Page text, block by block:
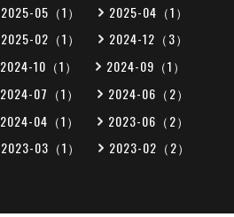
2025-05（1）
2025-04（1）
2025-02（1）
2024-12（3）
2024-10（1）
2024-09（1）
2024-07（1）
2024-06（2）
2024-04（1）
2023-06（2）
2023-03（1） 2023-02（2）